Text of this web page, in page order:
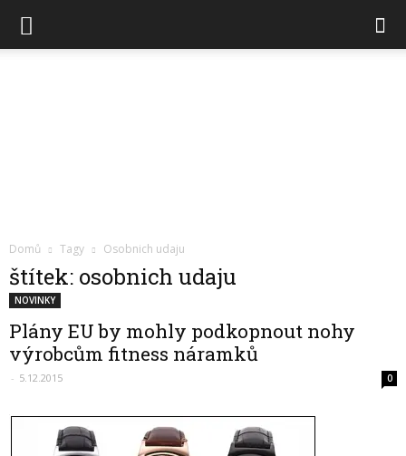
Domů Tagy Osobnich udaju
štítek: osobnich udaju
NOVINKY
Plány EU by mohly podkopnout nohy
výrobcům fitness náramků
- 5.12.2015 0